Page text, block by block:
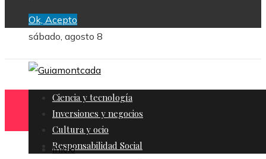
Ok, Acepto
sábado, agosto 8
Ciencia y tecnología
Inversiones y negocios
Cultura y ocio
Responsabilidad Social
Inicio